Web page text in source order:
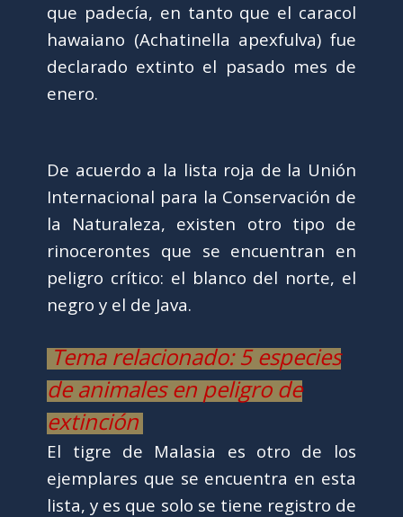
que padecía, en tanto que el caracol
hawaiano (Achatinella apexfulva) fue
declarado extinto el pasado mes de
enero.
De acuerdo a la lista roja de la Unión
Internacional para la Conservación de
la Naturaleza, existen otro tipo de
rinocerontes que se encuentran en
peligro crítico: el blanco del norte, el
negro y el de Java.
Tema relacionado: 5 especies
de animales en peligro de
extinción
El tigre de Malasia es otro de los
ejemplares que se encuentra en esta
lista, y es que solo se tiene registro de